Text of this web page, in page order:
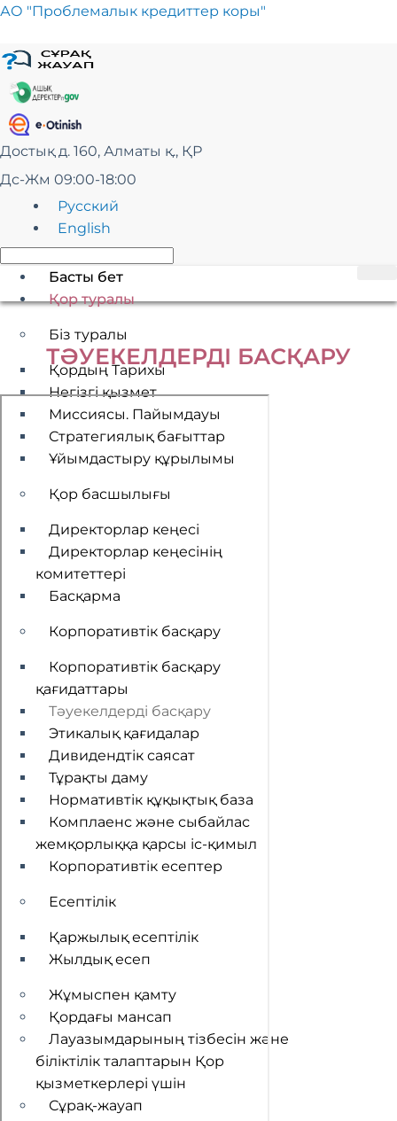
Skip
content
АО "Проблемалык кредиттер коры"
Достық д. 160, Алматы қ., ҚР
Дс-Жм 09:00-18:00
Русский
English
Басты бет
Қор туралы
Біз туралы
Қордың Тарихы
Негізгі қызмет
Миссиясы. Пайымдауы
Стратегиялық бағыттар
Ұйымдастыру құрылымы
Қор басшылығы
Директорлар кеңесі
Директорлар кеңесінің
комитеттері
Басқарма
Корпоративтік басқару
Корпоративтік басқару
қағидаттары
Тәуекелдерді басқару
Этикалық қағидалар
Дивидендтік саясат
Тұрақты даму
Нормативтік құқықтық база
Комплаенс және сыбайлас
жемқорлыққа қарсы іс-қимыл
Корпоративтік есептер
Есептілік
Қаржылық есептілік
Жылдық есеп
Жұмыспен қамту
Қордағы мансап
Лауазымдарының тізбесін және
біліктілік талаптарын Қор
қызметкерлері үшін
Сұрақ-жауап
ТӘУЕКЕЛДЕРДІ БАСҚАРУ